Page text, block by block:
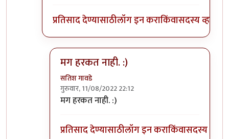
प्रतिसाद देण्यासाठीलॉग इन कराकिंवासदस्य व्हा
मग हरकत नाही. :)
सतिश गावडे
गुरुवार, 11/08/2022 22:12
In reply toवैयक्तिक नाही.
मग हरकत नाही. :)
प्रतिसाद देण्यासाठीलॉग इन कराकिंवासदस्य व्हा